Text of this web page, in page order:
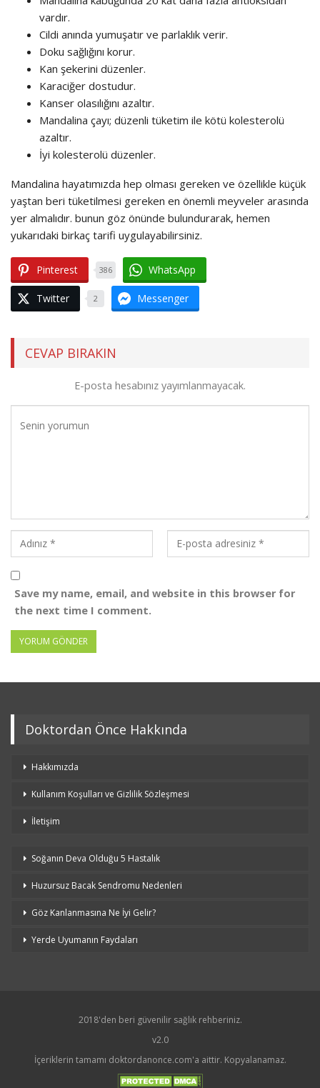
vardır.
Cildi anında yumuşatır ve parlaklık verir.
Doku sağlığını korur.
Kan şekerini düzenler.
Karaciğer dostudur.
Kanser olasılığını azaltır.
Mandalina çayı; düzenli tüketim ile kötü kolesterolü
azaltır.
İyi kolesterolü düzenler.
Mandalina hayatımızda hep olması gereken ve özellikle küçük
yaştan beri tüketilmesi gereken en önemli meyveler arasında
yer almalıdır. bunun göz önünde bulundurarak, hemen
yukarıdaki birkaç tarifi uygulayabilirsiniz.
Pinterest 386 WhatsApp
Twitter 2 Messenger
CEVAP BIRAKIN
E-posta hesabınız yayımlanmayacak.
Save my name, email, and website in this browser for
the next time I comment.
Doktordan Önce Hakkında
Hakkımızda
Kullanım Koşulları ve Gizlilik Sözleşmesi
İletişim
Soğanın Deva Olduğu 5 Hastalık
Huzursuz Bacak Sendromu Nedenleri
Göz Kanlanmasına Ne İyi Gelir?
Yerde Uyumanın Faydaları
2018'den beri güvenilir sağlık rehberiniz.
v2.0
İçeriklerin tamamı doktordanonce.com'a aittir. Kopyalanamaz.